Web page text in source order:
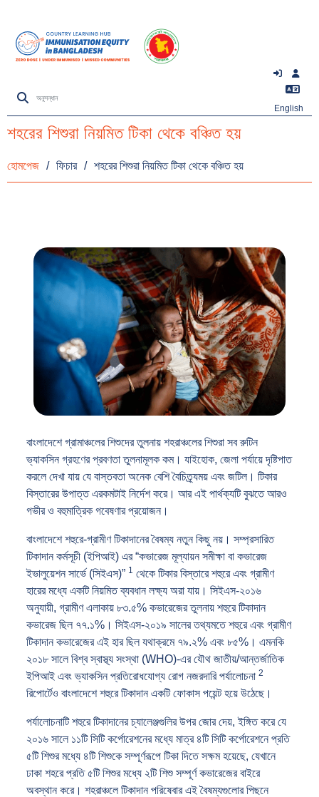
English
শহরের শিশুরা নিয়মিত টিকা থেকে বঞ্চিত হয়
হোমপেজ / ফিচার / শহরের শিশুরা নিয়মিত টিকা থেকে বঞ্চিত হয়
বাংলাদেশে গ্রামাঞ্চলের শিশুদের তুলনায় শহরাঞ্চলের শিশুরা সব রুটিন
ভ্যাকসিন গ্রহণের প্রবণতা তুলনামূলক কম। যাইহোক, জেলা পর্যায়ে দৃষ্টিপাত
করলে দেখা যায় যে বাস্তবতা অনেক বেশি বৈচিত্র্যময় এবং জটিল। টিকার
বিস্তারের উপাত্ত এরকমটাই নির্দেশ করে। আর এই পার্থক্যটি বুঝতে আরও
গভীর ও বহুমাত্রিক গবেষণার প্রয়োজন।
বাংলাদেশে শহুরে-গ্রামীণ টিকাদানের বৈষম্য নতুন কিছু নয়। সম্প্রসারিত
টিকাদান কর্মসূচী (ইপিআই) এর “কভারেজ মূল্যায়ন সমীক্ষা বা কভারেজ
ইভালুয়েশন সার্ভে (সিইএস)” 1 থেকে টিকার বিস্তারে শহুরে এবং গ্রামীণ
হারের মধ্যে একটি নিয়মিত ব্যবধান লক্ষ্য অরা যায়। সিইএস-২০১৬
অনুযায়ী, গ্রামীণ এলাকায় ৮৩.৫% কভারেজের তুলনায় শহুরে টিকাদান
কভারেজ ছিল ৭৭.১%। সিইএস-২০১৯ সালের তথ্যমতে শহুরে এবং গ্রামীণ
টিকাদান কভারেজের এই হার ছিল যথাক্রমে ৭৯.২% এবং ৮৫%। এমনকি
২০১৮ সালে বিশ্ব স্বাস্থ্য সংস্থা (WHO)-এর যৌথ জাতীয়/আন্তর্জাতিক
ইপিআই এবং ভ্যাকসিন প্রতিরোধযোগ্য রোগ নজরদারি পর্যালোচনা 2
রিপোর্টেও বাংলাদেশে শহুরে টিকাদান একটি ফোকাস পয়েন্ট হয়ে উঠেছে।
পর্যালোচনাটি শহুরে টিকাদানের চ্যালেঞ্জগুলির উপর জোর দেয়, ইঙ্গিত করে যে
২০১৬ সালে ১১টি সিটি কর্পোরেশনের মধ্যে মাত্র ৪টি সিটি কর্পোরেশনে প্রতি
৫টি শিশুর মধ্যে ৪টি শিশুকে সম্পূর্ণরূপে টিকা দিতে সক্ষম হয়েছে, যেখানে
ঢাকা শহরে প্রতি ৫টি শিশুর মধ্যে ২টি শিশু সম্পূর্ণ কভারেজের বাইরে
অবস্থান করে। শহরাঞ্চলে টিকাদান পরিষেবার এই বৈষম্যগুলোর পিছনে